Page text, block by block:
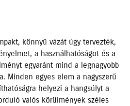
könnyű vázát úgy tervezték,
a használhatóságot és a
egyaránt mind a legnagyobb
Minden egyes elem a nagyszerű
helyezi a hangsúlyt a
valós körülmények széles